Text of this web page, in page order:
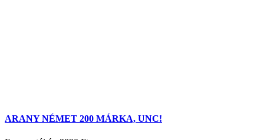
ARANY NÉMET 200 MÁRKA, UNC!